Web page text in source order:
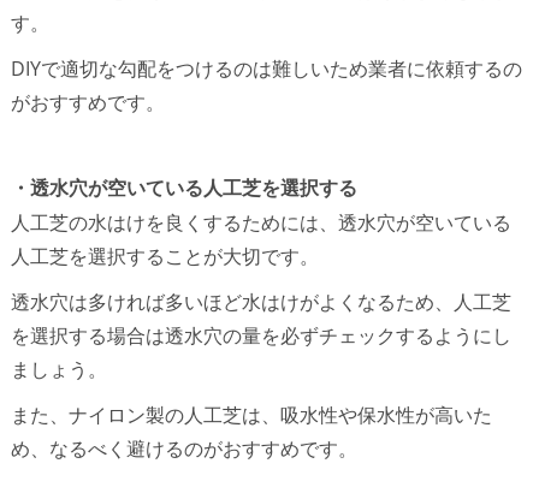
す。
DIYで適切な勾配をつけるのは難しいため業者に依頼するの
がおすすめです。
・透水穴が空いている人工芝を選択する
人工芝の水はけを良くするためには、透水穴が空いている
人工芝を選択することが大切です。
透水穴は多ければ多いほど水はけがよくなるため、人工芝
を選択する場合は透水穴の量を必ずチェックするようにし
ましょう。
また、ナイロン製の人工芝は、吸水性や保水性が高いた
め、なるべく避けるのがおすすめです。